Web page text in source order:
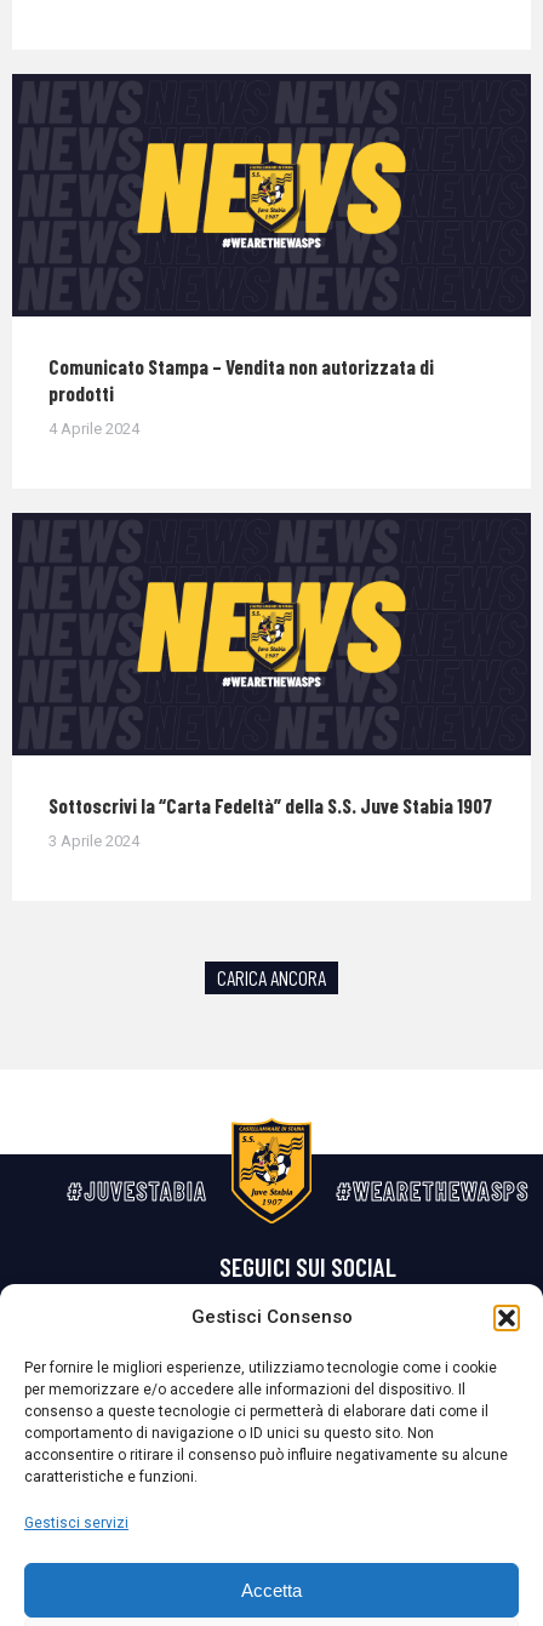
Gestisci Consenso
Per fornire le migliori esperienze, utilizziamo tecnologie come i cookie
per memorizzare e/o accedere alle informazioni del dispositivo. Il
consenso a queste tecnologie ci permetterà di elaborare dati come il
comportamento di navigazione o ID unici su questo sito. Non
acconsentire o ritirare il consenso può influire negativamente su alcune
caratteristiche e funzioni.
Gestisci servizi
Accetta
Comunicato Stampa – Vendita non autorizzata di
prodotti
4 Aprile 2024
Sottoscrivi la “Carta Fedeltà” della S.S. Juve Stabia 1907
3 Aprile 2024
CARICA ANCORA
#JUVESTABIA #WEARETHEWASPS
SEGUICI SUI SOCIAL
La Società ha nominato il Responsabile della Protezione dei Dati Personali (DPO), figura specializzata che vigila sulle modalità adottate dalla
nostra Società per tutelare i Suoi dati personali.